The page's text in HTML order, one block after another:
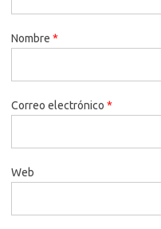
Nombre *
Correo electrónico *
Web